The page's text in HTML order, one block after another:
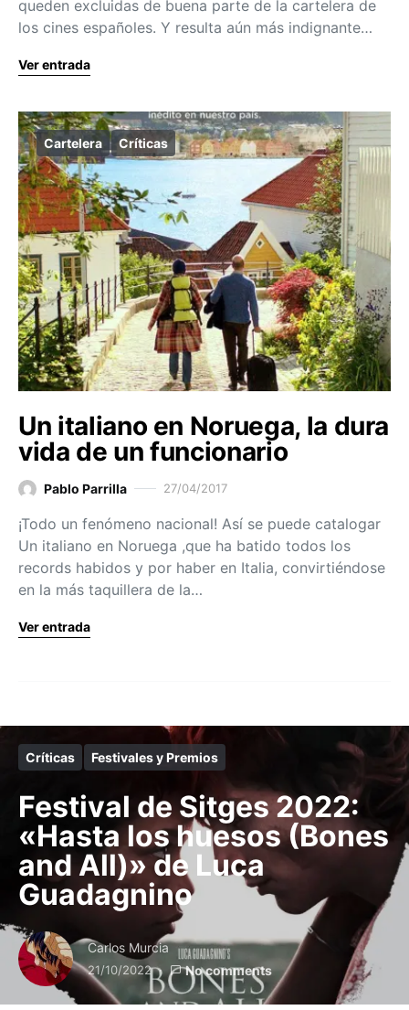
queden excluidas de buena parte de la cartelera de
los cines españoles. Y resulta aún más indignante…
Ver entrada
Cartelera Críticas
Un italiano en Noruega, la dura
vida de un funcionario
Pablo Parrilla 27/04/2017
¡Todo un fenómeno nacional! Así se puede catalogar
Un italiano en Noruega ,que ha batido todos los
records habidos y por haber en Italia, convirtiéndose
en la más taquillera de la…
Ver entrada
Críticas Festivales y Premios
Festival de Sitges 2022:
«Hasta los huesos (Bones
and All)» de Luca
Guadagnino
Carlos Murcia
21/10/2022 No comments